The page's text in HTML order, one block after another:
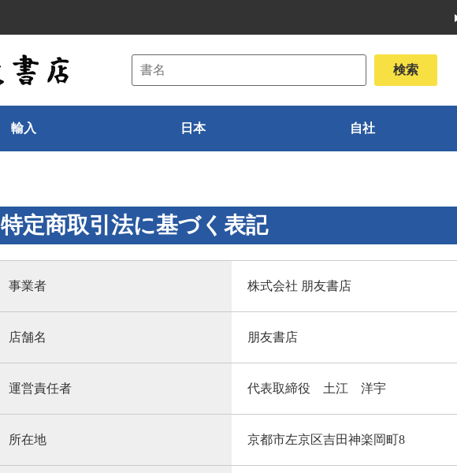
輸入 日本 自社
特定商取引法に基づく表記
事業者 株式会社 朋友書店
店舗名 朋友書店
運営責任者 代表取締役 土江 洋宇
所在地 京都市左京区吉田神楽岡町8